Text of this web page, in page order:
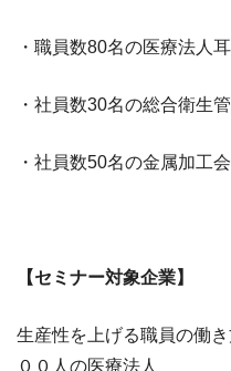
・職員数80名の医療法人
・社員数30名の総合衛生
・社員数50名の金属加工
【セミナー対象企業】
生産性を上げる職員の働
００人の医療法人